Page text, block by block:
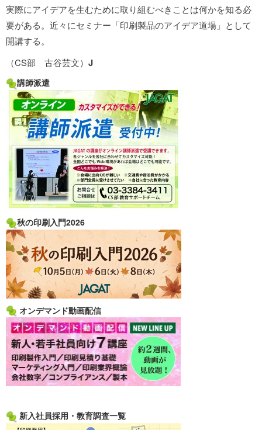
実際にアイデアを生むために取り組むべきことは何かを知る必
要がある。近々にセミナー「印刷製品のアイデア道場」として
開講する。
（CS部 古谷芸文） J
講師派遣
秋の印刷入門2026
オンデマンド動画配信
新入社員採用・教育調査一覧